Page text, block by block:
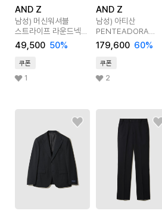
AND Z
남성) 머신워셔블
스트라이프 라운드넥
스웨터
49,500 50%
쿠폰
1
AND Z
남성) 아티산
PENTEADORA
정장상의
179,600 60%
쿠폰
2